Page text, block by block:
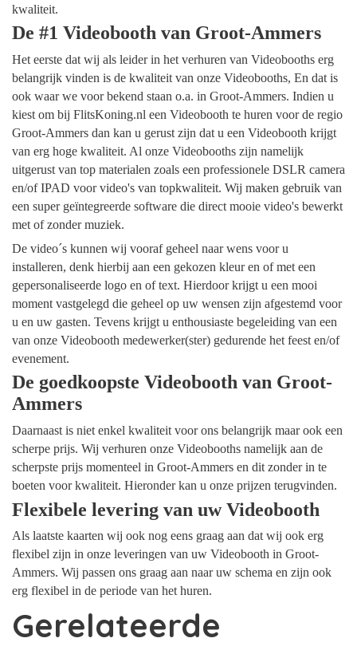
kwaliteit.
De #1 Videobooth van Groot-Ammers
Het eerste dat wij als leider in het verhuren van Videobooths erg
belangrijk vinden is de kwaliteit van onze Videobooths, En dat is
ook waar we voor bekend staan o.a. in Groot-Ammers. Indien u
kiest om bij FlitsKoning.nl een Videobooth te huren voor de regio
Groot-Ammers dan kan u gerust zijn dat u een Videobooth krijgt
van erg hoge kwaliteit. Al onze Videobooths zijn namelijk
uitgerust van top materialen zoals een professionele DSLR camera
en/of IPAD voor video's van topkwaliteit. Wij maken gebruik van
een super geïntegreerde software die direct mooie video's bewerkt
met of zonder muziek.
De video´s kunnen wij vooraf geheel naar wens voor u
installeren, denk hierbij aan een gekozen kleur en of met een
gepersonaliseerde logo en of text. Hierdoor krijgt u een mooi
moment vastgelegd die geheel op uw wensen zijn afgestemd voor
u en uw gasten. Tevens krijgt u enthousiaste begeleiding van een
van onze Videobooth medewerker(ster) gedurende het feest en/of
evenement.
De goedkoopste Videobooth van Groot-
Ammers
Daarnaast is niet enkel kwaliteit voor ons belangrijk maar ook een
scherpe prijs. Wij verhuren onze Videobooths namelijk aan de
scherpste prijs momenteel in Groot-Ammers en dit zonder in te
boeten voor kwaliteit. Hieronder kan u onze prijzen terugvinden.
Flexibele levering van uw Videobooth
Als laatste kaarten wij ook nog eens graag aan dat wij ook erg
flexibel zijn in onze leveringen van uw Videobooth in Groot-
Ammers. Wij passen ons graag aan naar uw schema en zijn ook
erg flexibel in de periode van het huren.
Gerelateerde